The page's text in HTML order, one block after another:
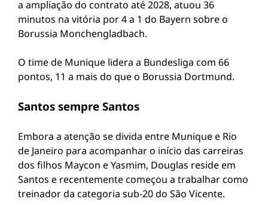
a ampliação do contrato até 2028, atuou 36
minutos na vitória por 4 a 1 do Bayern sobre o
Borussia Monchengladbach.
O time de Munique lidera a Bundesliga com 66
pontos, 11 a mais do que o Borussia Dortmund.
Santos sempre Santos
Embora a atenção se divida entre Munique e Rio
de Janeiro para acompanhar o início das carreiras
dos filhos Maycon e Yasmim, Douglas reside em
Santos e recentemente começou a trabalhar como
treinador da categoria sub-20 do São Vicente.